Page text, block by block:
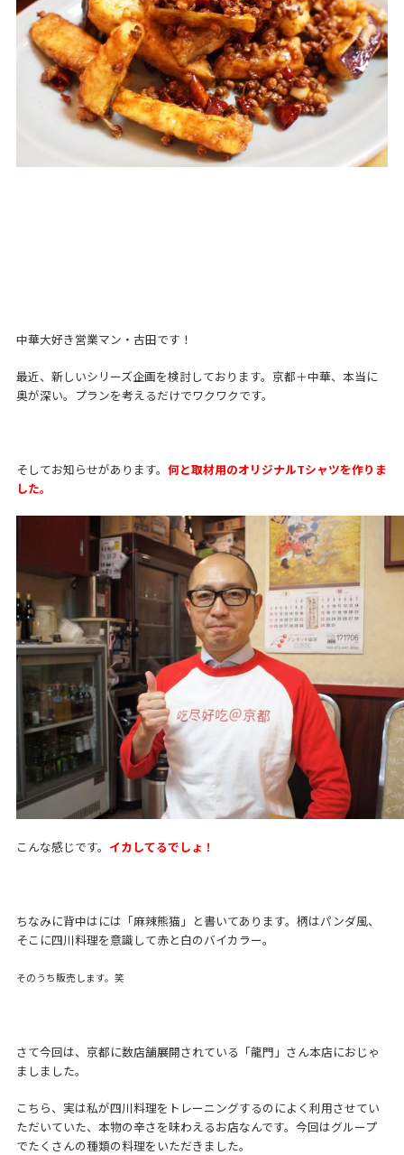
中華大好き営業マン・古田です！
最近、新しいシリーズ企画を検討しております。京都＋中華、本当に
奥が深い。プランを考えるだけでワクワクです。
そしてお知らせがあります。 何と取材用のオリジナルTシャツを作りま
した。
こんな感じです。 イカしてるでしょ！
ちなみに背中はには「麻辣熊猫」と書いてあります。柄はパンダ風、
そこに四川料理を意識して赤と白のバイカラー。
そのうち販売します。笑
さて今回は、京都に数店舗展開されている「龍門」さん本店におじゃ
ましました。
こちら、実は私が四川料理をトレーニングするのによく利用させてい
ただいていた、本物の辛さを味わえるお店なんです。今回はグループ
でたくさんの種類の料理をいただきました。